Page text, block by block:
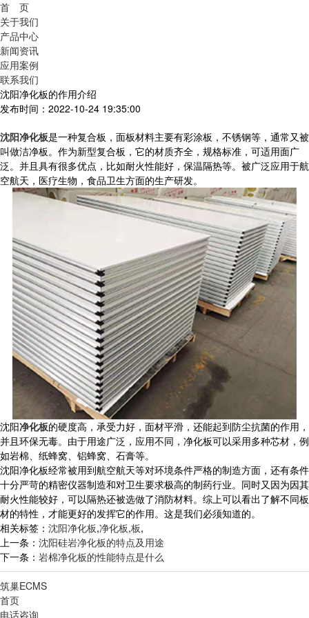
首 页
关于我们
产品中心
新闻资讯
应用案例
联系我们
沈阳净化板的作用介绍
发布时间：2022-10-24 19:35:00
沈阳净化板是一种复合板，面板材料主要有彩涂板，不锈钢等，通常又被
叫做洁净板。作为新型复合板，它的材质齐全，规格标准，可适用面广
泛。并且具有很多优点，比如耐火性能好，保温隔热等。被广泛应用于航
空航天，医疗生物，食品卫生方面的生产研发。
沈阳净化板的硬度高，承受力好，面材平滑，还能起到防尘抗菌的作用，
并且环保无毒。由于用途广泛，应用不同，净化板可以采用多种芯材，例
如岩棉、纸蜂窝、铝蜂窝、石膏等。
沈阳净化板经常被用到航空航天等对环境条件严格的制造方面，还有条件
十分严苛的精密仪器制造和对卫生要求极高的制药行业。同时又因为因其
耐火性能较好，可以隔热还被选做了消防材料。综上可以看出了解不同板
材的特性，才能更好的发挥它的作用。这是我们必须知道的。
相关标签： 沈阳净化板,净化板,板,
上一条： 沈阳硅岩净化板的特点及用途
下一条： 岩棉净化板的性能特点是什么
筑巢ECMS
首页
电话咨询